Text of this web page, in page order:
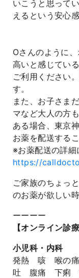
いこうと思って
えるという安心
Oさんのように
高いと感じてい
ご利用ください
す。
また、お子さま
マなど大人の方
ある場合、東京
お薬を配送する
※お薬配送の詳細
https://
ご家族のちょっ
のお薬が欲しい
ーーーー
【オンライン診
小児科・内科
発熱 咳 喉の
吐 腹痛 下痢